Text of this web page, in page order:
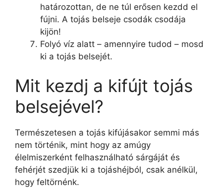
határozottan, de ne túl erősen kezdd el
fújni. A tojás belseje csodák csodája
kijön!
Folyó víz alatt – amennyire tudod – mosd
ki a tojás belsejét.
Mit kezdj a kifújt tojás
belsejével?
Természetesen a tojás kifújásakor semmi más
nem történik, mint hogy az amúgy
élelmiszerként felhasználható sárgáját és
fehérjét szedjük ki a tojáshéjból, csak anélkül,
hogy feltörnénk.